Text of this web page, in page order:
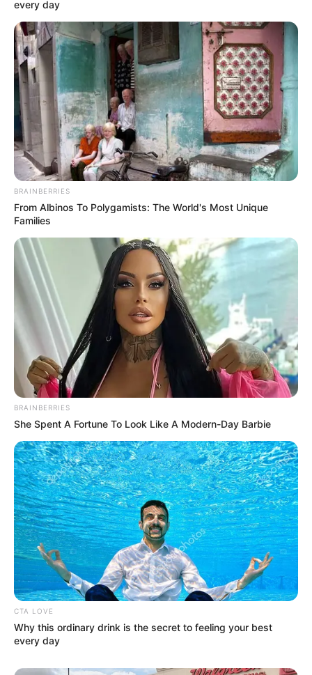
every day
BRAINBERRIES
From Albinos To Polygamists: The World's Most Unique
Families
BRAINBERRIES
She Spent A Fortune To Look Like A Modern-Day Barbie
CTA LOVE
Why this ordinary drink is the secret to feeling your best
every day